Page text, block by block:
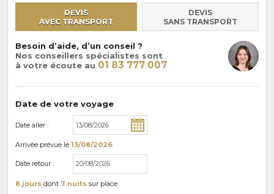
DEVIS
AVEC TRANSPORT
DEVIS
SANS TRANSPORT
Besoin d’aide, d’un conseil ?
Nos conseillers spécialistes sont
à votre écoute au 01 83 777 007
Date de votre voyage
Date aller :
Arrivée prévue le 13/08/2026
Date retour :
8 jours dont 7 nuits sur place